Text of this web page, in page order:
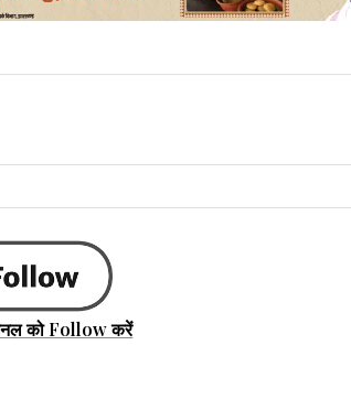
को Follow करें